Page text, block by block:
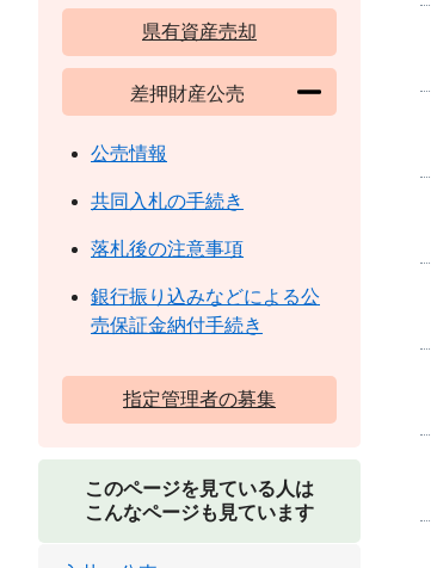
県有資産売却
差押財産公売
公売情報
共同入札の手続き
落札後の注意事項
銀行振り込みなどによる公
売保証金納付手続き
指定管理者の募集
このページを見ている人は
こんなページも見ています